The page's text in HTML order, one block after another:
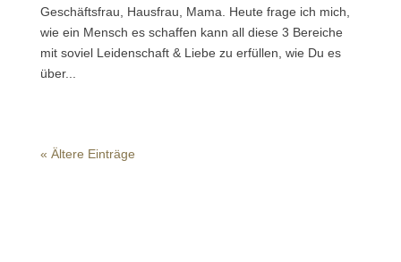
Geschäftsfrau, Hausfrau, Mama. Heute frage ich mich,
wie ein Mensch es schaffen kann all diese 3 Bereiche
mit soviel Leidenschaft & Liebe zu erfüllen, wie Du es
über...
« Ältere Einträge